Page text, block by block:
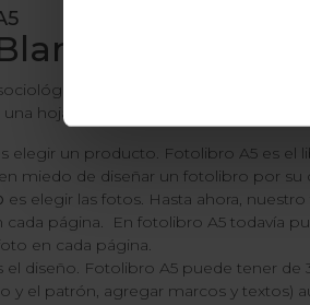
dicen que cuando
hoja A3. Es más fácil diseñar
elegir un producto. Fotolibro A5 es el
miedo de diseñar un fotolibro por
es elegir las fotos. Hasta ahora,
cada página. En fotolibro A5 todavía
en cada página.
el diseño. Fotolibro A5 puede tener de
y el patrón, agregar marcos y textos)